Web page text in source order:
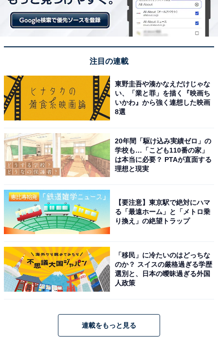
【今日チェックしたい】JBLの人気商品5選
JBL「BAR 1300M2」
JBL BAR 1300M2 サウンドバー/11.1.4ch完全ワイヤレス
認証/Dolby Atmos/DTS:X/eARC対応/ブラック
JBLBAR1300M2BLKJN
Amazonで見る
注目の連載
東野圭吾や湊かなえだけじゃな
い、「業と罪」を描く『映画ち
いかわ』から強く連想した映画
8選
20年間「駆け込み実績ゼロ」の
学校も…「こども110番の家」
は本当に必要？ PTAが直面する
理想と現実
【要注意】東京駅で絶対にハマ
る「最遠ホーム」と「メトロ乗
り換え」の絶望トラップ
「移民」に冷たいのはどっちな
のか？ スイスの厳格過ぎる学歴
選別と、日本の曖昧過ぎる外国
人政策
連載をもっと見る